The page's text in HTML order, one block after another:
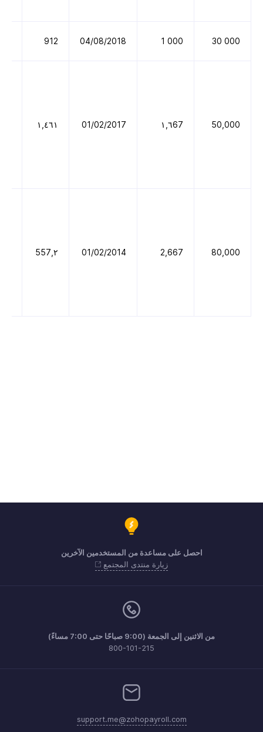
000 30
000 1
04/08/2018
912
50,000 ١,٦67 01/02/2017 ١,٤٦١
80,000
2,667
01/02/2014 ٢,557
احصل على مساعدة من المستخدمين الآخرين
زيارة منتدى المجتمع
من الاثنين إلى الجمعة (9:00 صباحًا حتى 7:00 مساءً)
800-101-215
support.me@zohopayroll.com